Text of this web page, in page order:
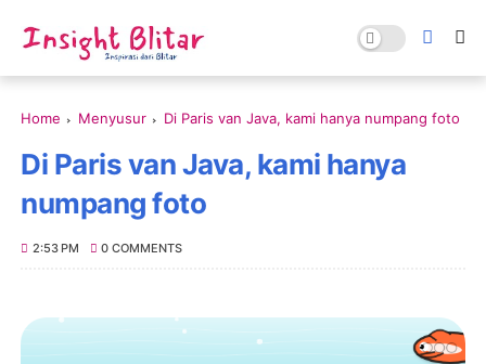
Home Menyusur Di Paris van Java, kami hanya numpang foto
Di Paris van Java, kami hanya
numpang foto
2:53 PM 0 COMMENTS